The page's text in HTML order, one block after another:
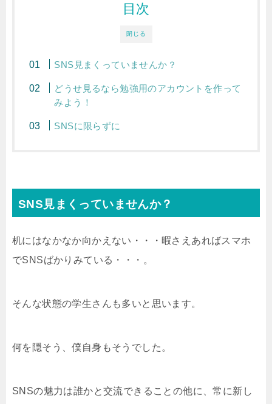
閉じる
目次
SNS見まくっていませんか？
どうせ見るなら勉強用のアカウントを作って
みよう！
SNSに限らずに
SNS見まくっていませんか？
机にはなかなか向かえない・・・暇さえあればスマホ
でSNSばかりみている・・・。
そんな状態の学生さんも多いと思います。
何を隠そう、僕自身もそうでした。
SNSの魅力は誰かと交流できることの他に、常に新し